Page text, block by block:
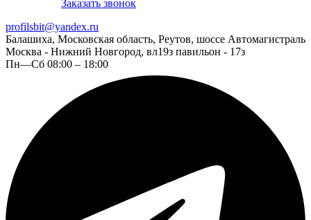
Заказать звонок
profilsbit@yandex.ru
Балашиха, Московская область, Реутов, шоссе Автомагистраль
Москва - Нижний Новгород, вл19з павильон - 17з
Пн—Сб 08:00 – 18:00